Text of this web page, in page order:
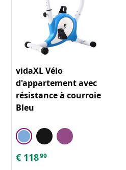
vidaXL Vélo
d'appartement avec
résistance à courroie
Bleu
€ 11899